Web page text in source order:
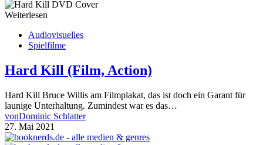
Weiterlesen
Audiovisuelles
Spielfilme
Hard Kill (Film, Action)
Hard Kill Bruce Willis am Filmplakat, das ist doch ein Garant für
launige Unterhaltung. Zumindest war es das…
vonDominic Schlatter
27. Mai 2021